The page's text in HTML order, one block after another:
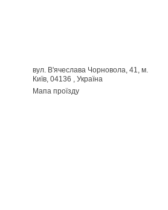
вул. В'ячеслава Чорновола, 41, м.
Київ, 04136 , Україна
Мапа проїзду